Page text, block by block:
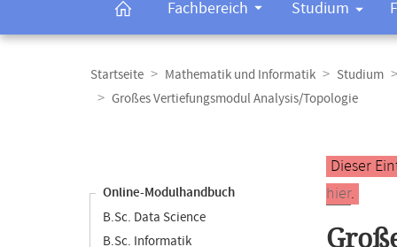
Fachbereich Studium
Navigation
Startseite Mathematik und Informatik Studium
Großes Vertiefungsmodul Analysis/Topologie
Online-Modulhandbuch
B.Sc. Data Science
B.Sc. Informatik
Hauptinhalt
Dieser
hier.